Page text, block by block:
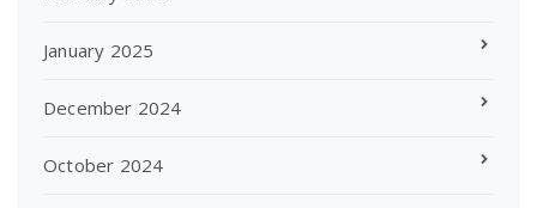
January 2025
December 2024
October 2024